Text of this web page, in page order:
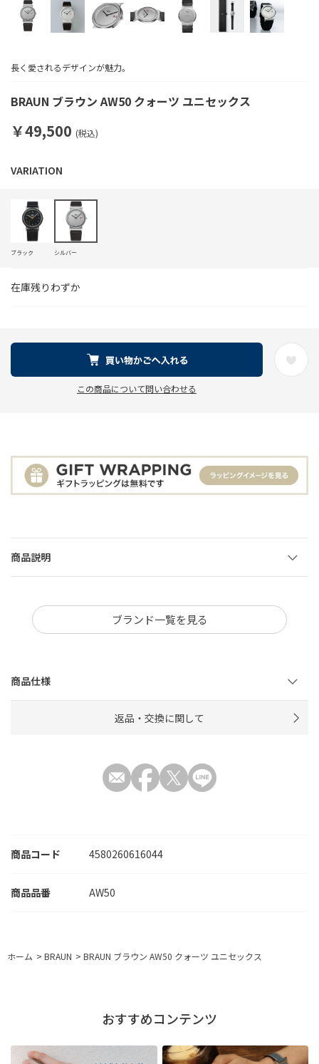
BRAUN ブラウン AW50 クォーツ ユニセックス
長く愛されるデザインが魅力。
￥49,500 (税込)
商品コード 4580260616044
AW50
在庫残りわずか
ブラック シルバー
この商品について問い合わせる
商品説明
ブランド一覧を見る
商品仕様
返品・交換に関して
ホーム > BRAUN > BRAUN ブラウン AW50 クォーツ ユニセックス
おすすめコンテンツ